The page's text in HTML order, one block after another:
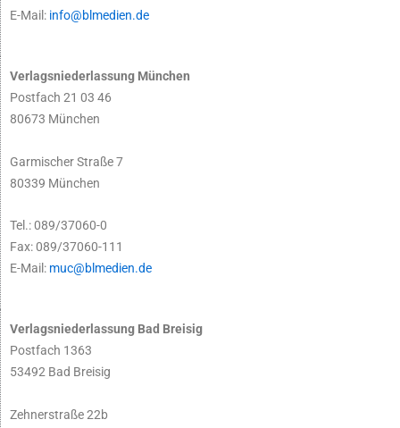
E-Mail: info@blmedien.de
Verlagsniederlassung München
Postfach 21 03 46
80673 München
Garmischer Straße 7
80339 München
Tel.: 089/37060-0
Fax: 089/37060-111
E-Mail: muc@blmedien.de
Verlagsniederlassung Bad Breisig
Postfach 1363
53492 Bad Breisig
Zehnerstraße 22b